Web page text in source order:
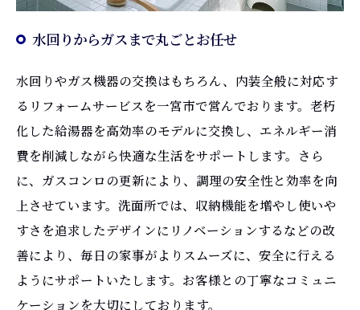
水回りからガスまで丸ごとお任せ
水回りやガス機器の交換はもちろん、内装全般に対応す
るリフォームサービスを一宮市で営んでおります。老朽
化した給湯器を高効率のモデルに交換し、エネルギー消
費を削減しながら快適な生活をサポートします。さら
に、ガスコンロの更新により、調理の安全性と効率を向
上させています。洗面所では、収納機能を増やし使いや
すさを追求したデザインにリノベーションするなどの改
善により、毎日の家事がよりスムーズに、安全に行える
ようにサポートいたします。お客様との丁寧なコミュニ
ケーションを大切にしております。